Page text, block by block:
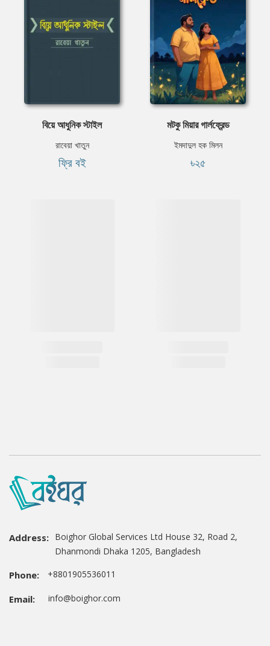
বিয়ে আধুনিক স্টাইল
রাবেয়া খাতুন
ফ্রি বই
মটকু মিয়ার গার্লফ্রেন্ড
ইমদাদুল হক মিলন
৳২৫
Address: Boighor Global Services Ltd House 32, Road 2,
Dhanmondi Dhaka 1205, Bangladesh
Phone: +8801905536011
Email: info@boighor.com